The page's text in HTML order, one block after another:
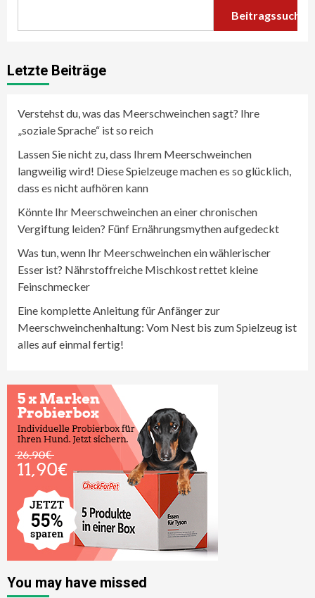
Beitragssuche
Letzte Beiträge
Verstehst du, was das Meerschweinchen sagt? Ihre
„soziale Sprache“ ist so reich
Lassen Sie nicht zu, dass Ihrem Meerschweinchen
langweilig wird! Diese Spielzeuge machen es so glücklich,
dass es nicht aufhören kann
Könnte Ihr Meerschweinchen an einer chronischen
Vergiftung leiden? Fünf Ernährungsmythen aufgedeckt
Was tun, wenn Ihr Meerschweinchen ein wählerischer
Esser ist? Nährstoffreiche Mischkost rettet kleine
Feinschmecker
Eine komplette Anleitung für Anfänger zur
Meerschweinchenhaltung: Vom Nest bis zum Spielzeug ist
alles auf einmal fertig!
You may have missed